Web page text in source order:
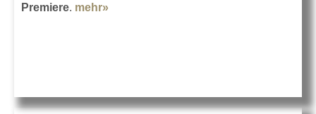
Premiere. mehr»